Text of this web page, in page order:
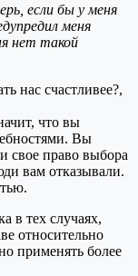
если бы у меня
меня
нет такой
что вы
Вы
свое право выбора
вам отказывали.
в тех случаях,
относительно
применять более